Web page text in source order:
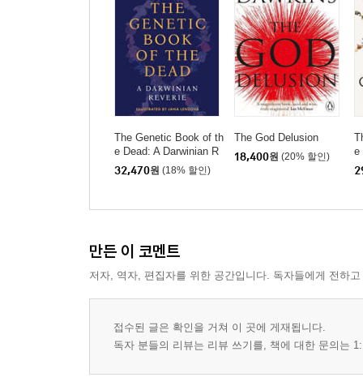
The Genetic Book of th
e Dead: A Darwinian R
everie
32,470원 (18% 할인)
The God Delusion
18,400원 (20% 할인)
e
만든 이 코멘트
저자, 역자, 편집자를 위한 공간입니다. 독자들에게 전하
접수된 글은 확인을 거쳐 이 곳에 게재됩니다.
독자 분들의 리뷰는 리뷰 쓰기를, 책에 대한 문의는